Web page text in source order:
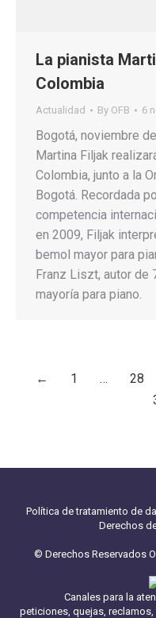
La pianista
Colombia
Actualidad By OFB 6
Bogotá, noviembre
Martina Filjak
Colombia, junto a la
Bogotá. Recordada
competencia
en 2009, Filjak
bemol mayor para
Franz Liszt, autor de
mayoría para piano.
← 1 … 28
Política de tratamiento de
Derechos
© Derechos Reservados
Canales para la
peticiones, quejas,